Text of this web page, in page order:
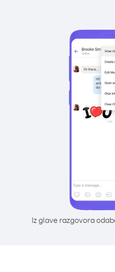
Iz glave razgovora